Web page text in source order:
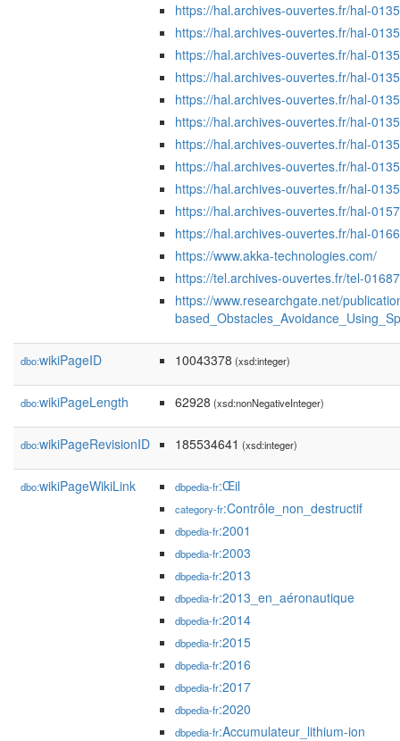
https://hal.archives-ouvertes.fr/hal-
https://hal.archives-ouvertes.fr/hal-
https://hal.archives-ouvertes.fr/hal-
https://hal.archives-ouvertes.fr/hal-
https://hal.archives-ouvertes.fr/hal-
https://hal.archives-ouvertes.fr/hal-
https://hal.archives-ouvertes.fr/hal-
https://hal.archives-ouvertes.fr/hal-
https://hal.archives-ouvertes.fr/hal-
https://hal.archives-ouvertes.fr/hal-
https://hal.archives-ouvertes.fr/hal-
https://www.akka-technologies.com/
https://tel.archives-ouvertes.fr/tel-
https://www.researchgate.net/
dbo:wikiPageID 10043378 (xsd:integer)
dbo:wikiPageLength 62928 (xsd:nonNegativeInteger)
dbo:wikiPageRevisionID 185534641 (xsd:integer)
dbo:wikiPageWikiLink dbpedia-fr:Œil
category-fr:Contrôle_non_destructif
dbpedia-fr:2001
dbpedia-fr:2003
dbpedia-fr:2013
dbpedia-fr:2013_en_aéronautique
dbpedia-fr:2014
dbpedia-fr:2015
dbpedia-fr:2016
dbpedia-fr:2017
dbpedia-fr:2020
dbpedia-fr:Accumulateur_lithium-ion